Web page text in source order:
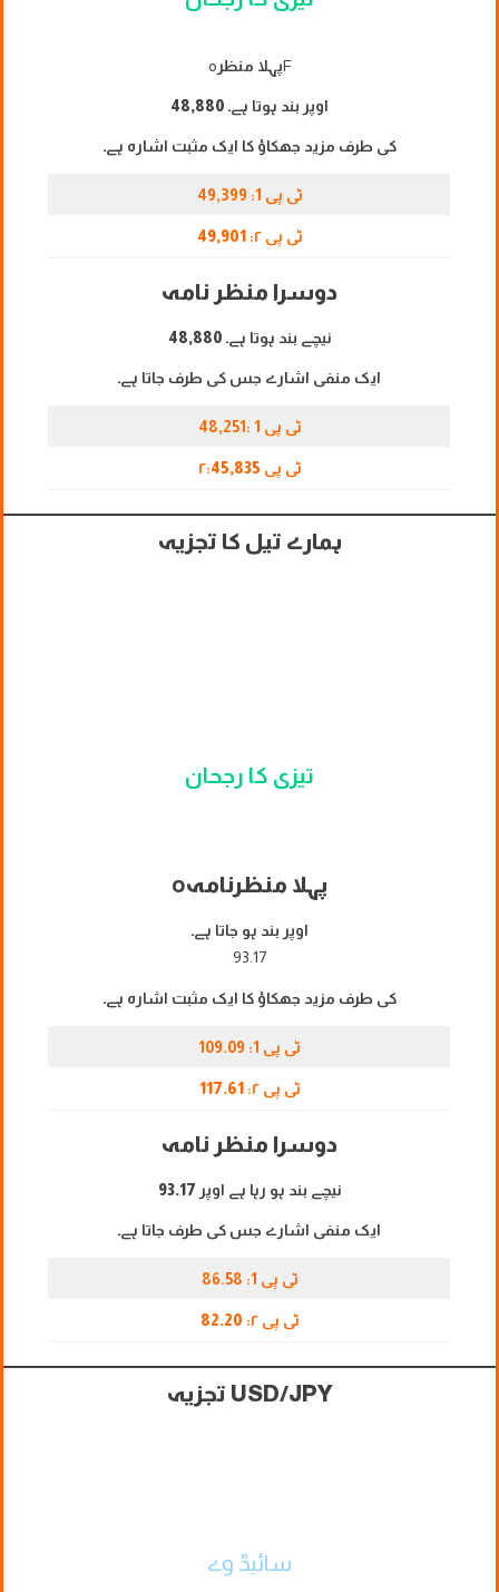
Fپہلا منظر o
اوپر بند ہوتا ہے۔ 48,880
کی طرف مزید جھکاؤ کا ایک مثبت اشارہ ہے۔
ٹی پی 1: 49,399
ٹی پی ۲: 49,901
دوسرا منظر نامہ
نیچے بند ہوتا ہے۔ 48,880
ایک منفی اشارے جس کی طرف جاتا ہے۔
ٹی پی 1 :48,251
ٹی پی ۲: 45,835
ہمارے تیل کا تجزیہ
تیزی کا رجحان
پہلا منظرنامہo
اوپر بند ہو جاتا ہے۔
93.17
کی طرف مزید جھکاؤ کا ایک مثبت اشارہ ہے۔
ٹی پی 1: 109.09
ٹی پی ۲: 117.61
دوسرا منظر نامہ
نیچے بند ہو رہا ہے اوپر 93.17
ایک منفی اشارے جس کی طرف جاتا ہے۔
ٹی پی 1: 86.58
ٹی پی ۲: 82.20
USD/JPY تجزیہ
سائیڈ وے